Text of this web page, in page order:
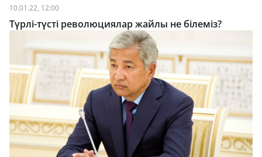
10.01.22, 12:00
Түрлі-түсті революциялар жайлы не білеміз?